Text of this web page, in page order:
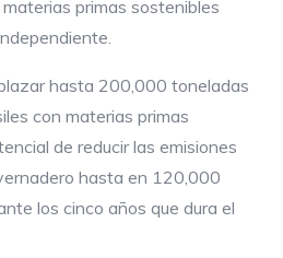
primas sostenibles
hasta 200,000 toneladas
con materias primas
de reducir las emisiones
hasta en 120,000
los cinco años que dura el